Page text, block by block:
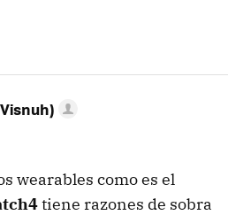
wearables como es el
tiene razones de sobra